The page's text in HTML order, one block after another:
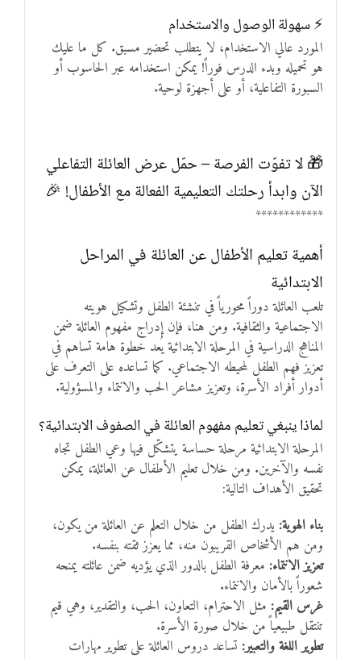
⚡ سهولة الوصول والاستخدام
المورد عالي الاستخدام، لا يتطلب تحضير مسبق. كل ما عليك
هو تحميله وبدء الدرس فوراً! يمكن استخدامه عبر الحاسوب أو
السبورة التفاعلية، أو على أجهزة لوحية.
🎁 لا تفوّت الفرصة – حمّل عرض العائلة التفاعلي
الآن وابدأ رحلتك التعليمية الفعالة مع الأطفال! 🎉
************
أهمية تعليم الأطفال عن العائلة في المراحل
الابتدائية
تلعب العائلة دوراً محورياً في تنشئة الطفل وتشكيل هويته
الاجتماعية والثقافية. ومن هنا، فإن إدراج مفهوم العائلة ضمن
المناهج الدراسية في المرحلة الابتدائية يُعد خطوة هامة تساهم في
تعزيز فهم الطفل لمحيطه الاجتماعي. كما تساعده على التعرف على
أدوار أفراد الأسرة، وتعزيز مشاعر الحب والانتماء والمسؤولية.
لماذا ينبغي تعليم مفهوم العائلة في الصفوف الابتدائية؟
المرحلة الابتدائية مرحلة حساسة يتشكّل فيها وعي الطفل تجاه
نفسه والآخرين. ومن خلال تعليم الأطفال عن العائلة، يمكن
تحقيق الأهداف التالية:
بناء الهوية: يدرك الطفل من خلال التعلم عن العائلة من يكون،
ومن هم الأشخاص القريبون منه، مما يعزز ثقته بنفسه.
تعزيز الانتماء: معرفة الطفل بالدور الذي يؤديه ضمن عائلته يمنحه
شعوراً بالأمان والانتماء.
غرس القيم: مثل الاحترام، التعاون، الحب، والتقدير، وهي قيم
تنتقل طبيعياً من خلال صورة الأسرة.
تطوير اللغة والتعبير: تساعد دروس العائلة على تطوير مهارات